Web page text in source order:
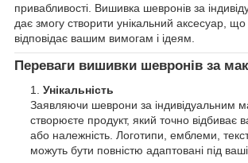
привабливості. Вишивка шевронів за
дає змогу створити унікальний аксесуар, що
відповідає вашим вимогам і ідеям.
Переваги вишивки шевронів за
Унікальність
Заявляючи шеврони за індивідуальним
створюєте продукт, який точно відбиває
або належність. Логотипи, емблеми,
можуть бути повністю адаптовані під